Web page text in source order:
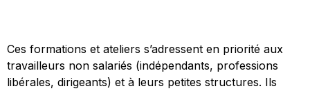
Ces formations et ateliers s’adressent en priorité aux
travailleurs non salariés (indépendants, professions
libérales, dirigeants) et à leurs petites structures. Ils